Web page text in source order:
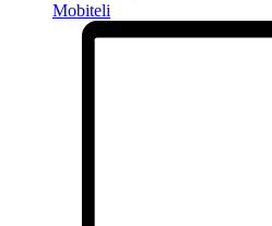
Mobiteli